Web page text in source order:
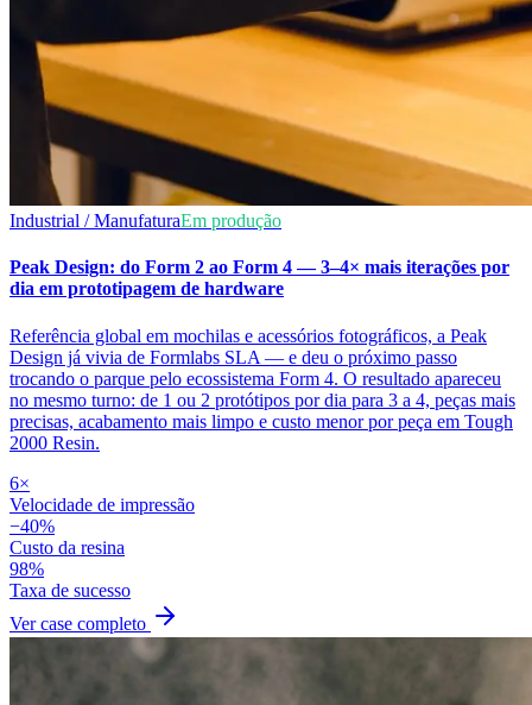
Industrial / ManufaturaEm produção
Peak Design: do Form 2 ao Form 4 — 3–4× mais iterações por
dia em prototipagem de hardware
Referência global em mochilas e acessórios fotográficos, a Peak
Design já vivia de Formlabs SLA — e deu o próximo passo
trocando o parque pelo ecossistema Form 4. O resultado apareceu
no mesmo turno: de 1 ou 2 protótipos por dia para 3 a 4, peças mais
precisas, acabamento mais limpo e custo menor por peça em Tough
2000 Resin.
6×
Velocidade de impressão
−40%
Custo da resina
98%
Taxa de sucesso
Ver case completo